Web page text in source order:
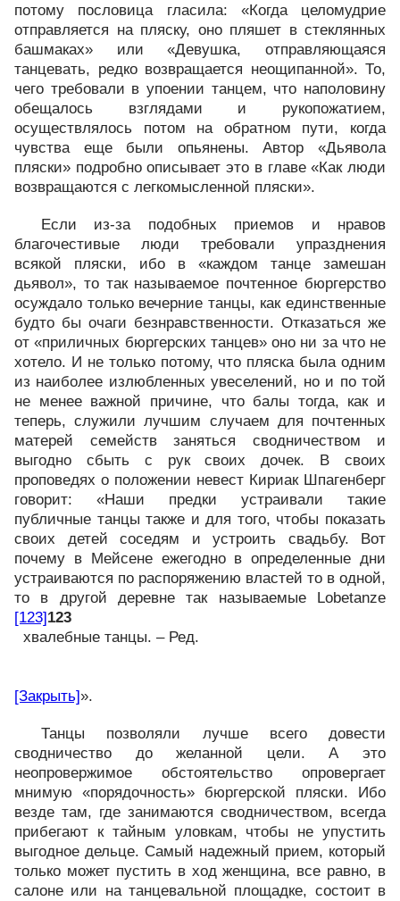
потому пословица гласила: «Когда целомудрие
отправляется на пляску, оно пляшет в стеклянных
башмаках» или «Девушка, отправляющаяся
танцевать, редко возвращается неощипанной». То,
чего требовали в упоении танцем, что наполовину
обещалось взглядами и рукопожатием,
осуществлялось потом на обратном пути, когда
чувства еще были опьянены. Автор «Дьявола
пляски» подробно описывает это в главе «Как люди
возвращаются с легкомысленной пляски».
Если из-за подобных приемов и нравов
благочестивые люди требовали упразднения
всякой пляски, ибо в «каждом танце замешан
дьявол», то так называемое почтенное бюргерство
осуждало только вечерние танцы, как единственные
будто бы очаги безнравственности. Отказаться же
от «приличных бюргерских танцев» оно ни за что не
хотело. И не только потому, что пляска была одним
из наиболее излюбленных увеселений, но и по той
не менее важной причине, что балы тогда, как и
теперь, служили лучшим случаем для почтенных
матерей семейств заняться сводничеством и
выгодно сбыть с рук своих дочек. В своих
проповедях о положении невест Кириак Шпагенберг
говорит: «Наши предки устраивали такие
публичные танцы также и для того, чтобы показать
своих детей соседям и устроить свадьбу. Вот
почему в Мейсене ежегодно в определенные дни
устраиваются по распоряжению властей то в одной,
то в другой деревне так называемые Lobetanze
[123]123
хвалебные танцы. – Ред.
[Закрыть]».
Танцы позволяли лучше всего довести
сводничество до желанной цели. А это
неопровержимое обстоятельство опровергает
мнимую «порядочность» бюргерской пляски. Ибо
везде там, где занимаются сводничеством, всегда
прибегают к тайным уловкам, чтобы не упустить
выгодное дельце. Самый надежный прием, который
только может пустить в ход женщина, все равно, в
салоне или на танцевальной площадке, состоит в